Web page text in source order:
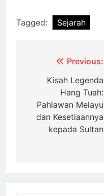
Tagged: Sejarah
navigation
Previous:
Kisah Legenda
Hang Tuah:
Pahlawan Melayu
dan Kesetiaannya
kepada Sultan